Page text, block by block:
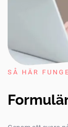
SÅ HÄR